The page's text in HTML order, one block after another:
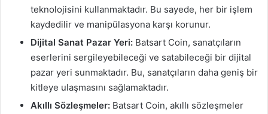
teknolojisini kullanmaktadır. Bu sayede, her bir işlem
kaydedilir ve manipülasyona karşı korunur.
Dijital Sanat Pazar Yeri: Batsart Coin, sanatçıların
eserlerini sergileyebileceği ve satabileceği bir dijital
pazar yeri sunmaktadır. Bu, sanatçıların daha geniş bir
kitleye ulaşmasını sağlamaktadır.
Akıllı Sözleşmeler: Batsart Coin, akıllı sözleşmeler